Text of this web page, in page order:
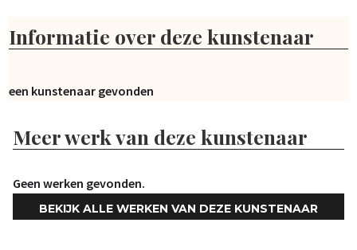
Informatie over deze kunstenaar
Geen kunstenaar gevonden
Meer werk van deze kunstenaar
Geen werken gevonden.
BEKIJK ALLE WERKEN VAN DEZE KUNSTENAAR